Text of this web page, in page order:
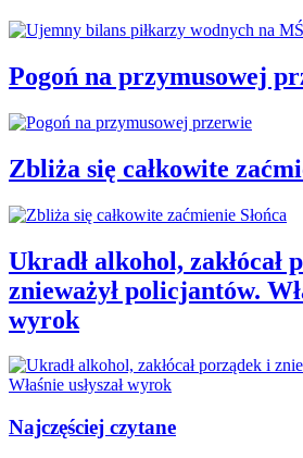
Pogoń na przymusowej
Zbliża się całkowite
Ukradł alkohol, zakłócał
znieważył policjantów.
wyrok
Najczęściej czytane